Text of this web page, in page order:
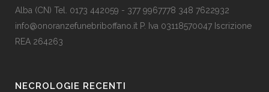
Alba (CN) Tel. 0173 442059 - 377 9967778 348 7622932
info@onoranzefunebriboffano.it P. Iva 03118570047 Iscrizione
REA 264263
NECROLOGIE RECENTI